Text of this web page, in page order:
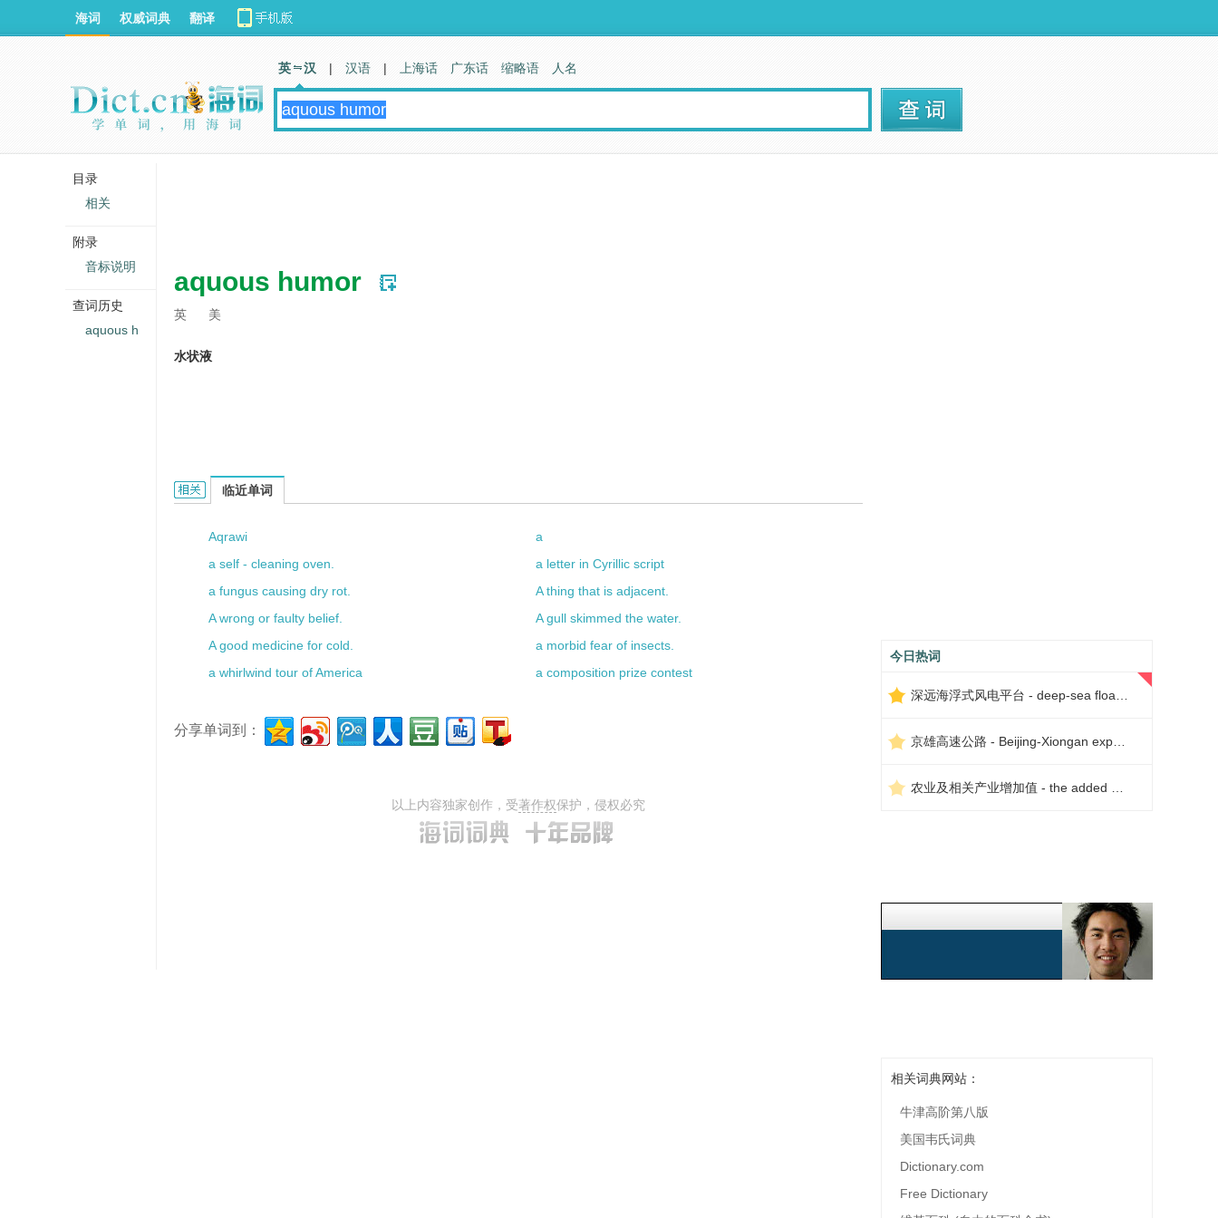
aquous humor
英 美
水状液
aquous humor的相关资料：
临近单词
Aqrawi
a
a self - cleaning oven.
a letter in Cyrillic script
a fungus causing dry rot.
A thing that is adjacent.
A wrong or faulty belief.
A gull skimmed the water.
A good medicine for cold.
a morbid fear of insects.
a whirlwind tour of America
a composition prize contest
分享单词到：
以上内容独家创作，受著作权保护，侵权必究
今日热词
相关词典网站：
牛津高阶第八版
美国韦氏词典
Dictionary.com
Free Dictionary
海词 权威词典 翻译
英 汉 | 汉语 | 上海话 广东话 缩略语 人名
目录
相关
附录
音标说明
查词历史
aquous h